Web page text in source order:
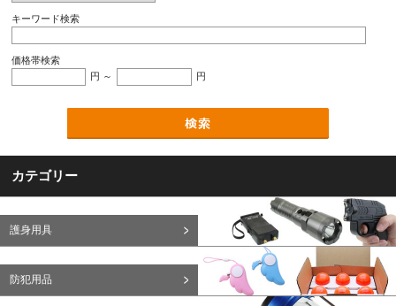
キーワード検索
価格帯検索
円 ～
円
カテゴリー
護身用具
防犯用品